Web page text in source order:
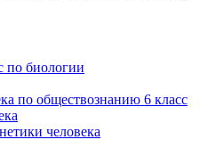
по биологии
по обществознанию 6 класс
человека